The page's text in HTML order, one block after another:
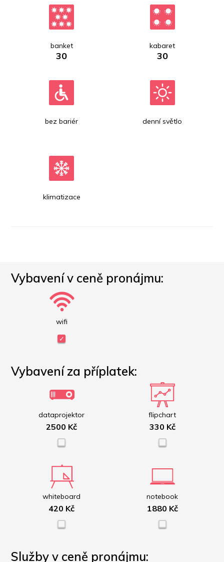
banket
30
kabaret
30
bez bariér denní světlo
klimatizace
Vybavení v ceně pronájmu:
wifi
Vybavení za příplatek:
dataprojektor
2500 Kč
flipchart
330 Kč
whiteboard
420 Kč
notebook
1880 Kč
Služby v ceně pronájmu: